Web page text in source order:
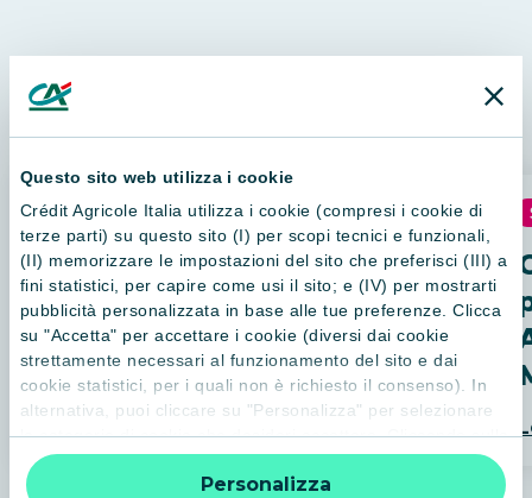
Questo sito web utilizza i cookie
Crédit Agricole Italia utilizza i cookie (compresi i cookie di
terze parti) su questo sito (I) per scopi tecnici e funzionali,
(II) memorizzare le impostazioni del sito che preferisci (III) a
fini statistici, per capire come usi il sito; e (IV) per mostrarti
pubblicità personalizzata in base alle tue preferenze. Clicca
su "Accetta" per accettare i cookie (diversi dai cookie
strettamente necessari al funzionamento del sito e dai
cookie statistici, per i quali non è richiesto il consenso). In
alternativa, puoi cliccare su "Personalizza" per selezionare
le categorie di cookie che desideri accettare. Cliccando sulla
“X” le impostazioni predefinite vengono lasciate invariate e
quindi la navigazione può continuare senza cookie o altri
Personalizza
SPORT 26 / 10 / 2017
Crédit Agricole Cariparma
Test Match ed evento
Meet&Greet